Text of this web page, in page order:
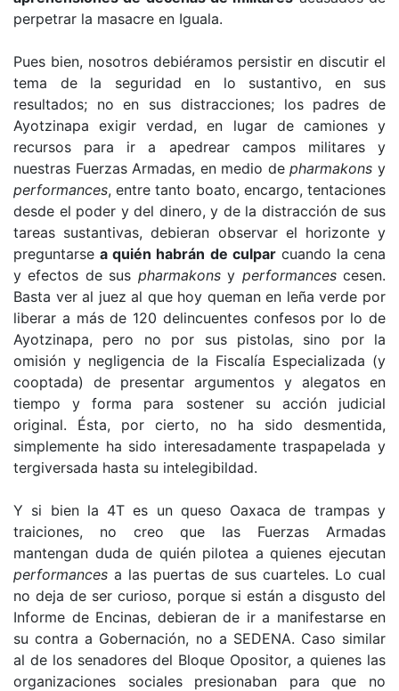
perpetrar la masacre en Iguala.
Pues bien, nosotros debiéramos persistir en discutir el
tema de la seguridad en lo sustantivo, en sus
resultados; no en sus distracciones; los padres de
Ayotzinapa exigir verdad, en lugar de camiones y
recursos para ir a apedrear campos militares y
nuestras Fuerzas Armadas, en medio depharmakons y
performances, entre tanto boato, encargo, tentaciones
desde el poder y del dinero, y de la distracción de sus
tareas sustantivas, debieran observar el horizonte y
preguntarsea quién habrán de culparcuando la cena
y efectos de sus pharmakonsy performancescesen.
Basta ver al juez al que hoy queman en leña verde por
liberar a más de 120 delincuentes confesos por lo de
Ayotzinapa, pero no por sus pistolas, sino por la
omisión y negligencia de la Fiscalía Especializada (y
cooptada) de presentar argumentos y alegatos en
tiempo y forma para sostener su acción judicial
original. Ésta, por cierto, no ha sido desmentida,
simplemente ha sido interesadamente traspapelada y
tergiversada hasta su intelegibildad.
Y si bien la 4T es un queso Oaxaca de trampas y
traiciones, no creo que las Fuerzas Armadas
mantengan duda de quién pilotea a quienes ejecutan
performances a las puertas de sus cuarteles. Lo cual
no deja de ser curioso, porque si están a disgusto del
Informe de Encinas, debieran de ir a manifestarse en
su contra a Gobernación, no a SEDENA. Caso similar
al de los senadores del Bloque Opositor, a quienes las
organizaciones sociales presionaban para que no